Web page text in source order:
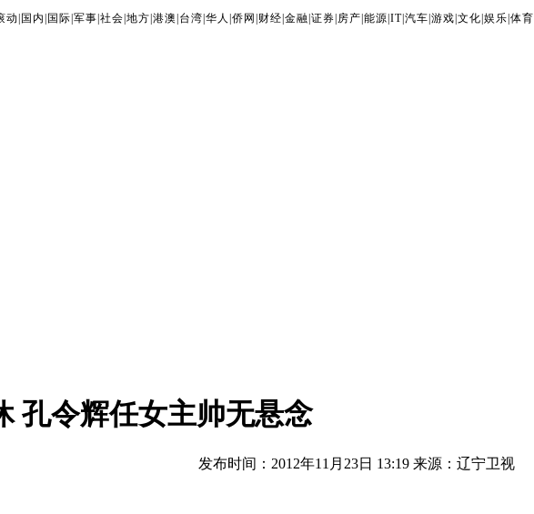
动 国内 国际 军事 社会 地方 港澳 台湾 华人 侨网 财经 金融 证券 房产 能源 IT| 汽车 游戏 文化 娱乐 体育
孔令辉任女主帅无悬念
发布时间：2012年11月23日 13:19 来源：辽宁卫视